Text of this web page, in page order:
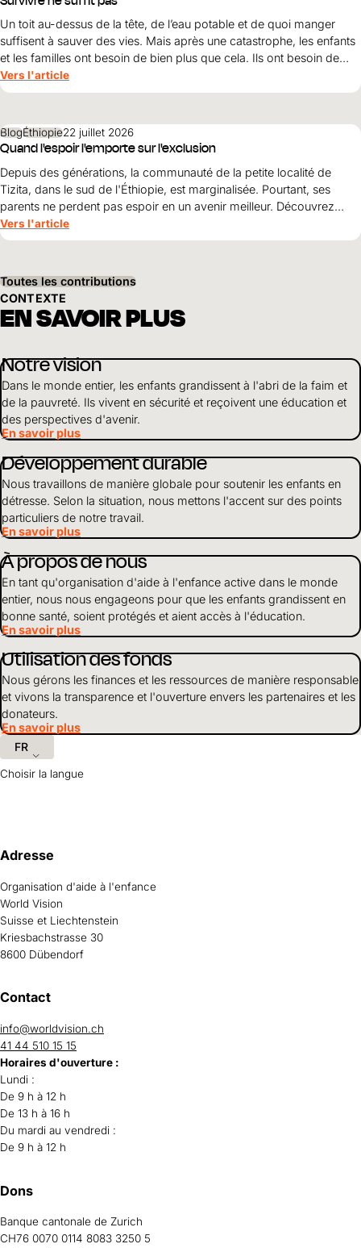
Un toit au-dessus de la tête, de l’eau potable et de quoi manger
suffisent à sauver des vies. Mais après une catastrophe, les enfants
et les familles ont besoin de bien plus que cela. Ils ont besoin de
protection, de dignité et d’une perspective d’avenir. Maribel Prada,
directrice nationale de World Vision , explique pourquoi ces
de terre et pourquoi la simple survie ne suffit pas.
Vers l'article
BlogÉthiopie22 juillet 2026
Quand l'espoir l'emporte sur l'exclusion
Depuis des générations, la communauté de la petite localité de
Tizita, dans le sud de l'Éthiopie, est marginalisée. Pourtant, ses
parents ne perdent pas espoir en un avenir meilleur. Découvrez
comment le courage, la solidarité et le soutien de World Vision
ouvrent World Vision perspectives pour leurs enfants.
Vers l'article
Toutes les contributions
CONTEXTE
EN SAVOIR PLUS
Notre vision
Dans le monde entier, les enfants grandissent à l'abri de la faim et
de la pauvreté. Ils vivent en sécurité et reçoivent une éducation et
des perspectives d'avenir.
En savoir plus
Développement durable
Nous travaillons de manière globale pour soutenir les enfants en
détresse. Selon la situation, nous mettons l'accent sur des points
particuliers de notre travail.
En savoir plus
À propos de nous
En tant qu'organisation d'aide à l'enfance active dans le monde
entier, nous nous engageons pour que les enfants grandissent en
bonne santé, soient protégés et aient accès à l'éducation.
En savoir plus
Utilisation des fonds
Nous gérons les finances et les ressources de manière responsable
et vivons la transparence et l'ouverture envers les partenaires et les
donateurs.
En savoir plus
Adresse
Organisation d'aide à l'enfance
World Vision
Suisse et Liechtenstein
Kriesbachstrasse 30
8600 Dübendorf
Contact
info@worldvision.ch
41 44 510 15 15
Horaires d'ouverture :
Lundi :
De 9 h à 12 h
De 13 h à 16 h
Du mardi au vendredi :
De 9 h à 12 h
Dons
Banque cantonale de Zurich
CH76 0070 0114 8083 3250 5
FR
Choisir la langue